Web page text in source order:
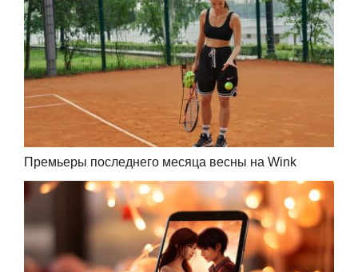
Премьеры последнего месяца весны на Wink